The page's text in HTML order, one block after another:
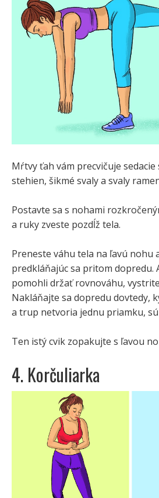
Mŕtvy ťah vám precvičuje sedacie
stehien, šikmé svaly a svaly
Postavte sa s nohami
a ruky zveste pozdĺž tela.
Preneste váhu tela na ľavú nohu
predkláňajúc sa pritom dopredu.
pomohli držať rovnováhu,
Nakláňajte sa dopredu dovtedy,
a trup netvoria jednu priamku,
Ten istý cvik zopakujte s ľavou
4. Korčuliarka